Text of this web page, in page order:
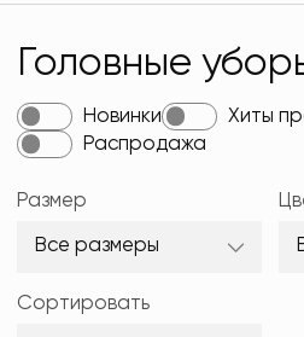
Головные
Новинки
Хиты
Распродажа
Размер
Все размеры
Сортировать